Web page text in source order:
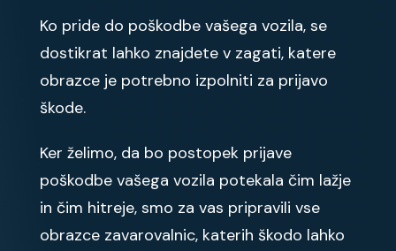
Ko pride do poškodbe vašega vozila, se
dostikrat lahko znajdete v zagati, katere
obrazce je potrebno izpolniti za prijavo
škode.
Ker želimo, da bo postopek prijave
poškodbe vašega vozila potekala čim lažje
in čim hitreje, smo za vas pripravili vse
obrazce zavarovalnic, katerih škodo lahko